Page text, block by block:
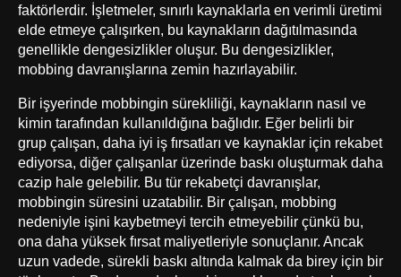
faktörlerdir. İşletmeler, sınırlı kaynaklarla en verimli üretimi
elde etmeye çalışırken, bu kaynakların dağıtılmasında
genellikle dengesizlikler oluşur. Bu dengesizlikler,
mobbing davranışlarına zemin hazırlayabilir.
Bir işyerinde mobbingin sürekliliği, kaynakların nasıl ve
kimin tarafından kullanıldığına bağlıdır. Eğer belirli bir
grup çalışan, daha iyi iş fırsatları ve kaynaklar için rekabet
ediyorsa, diğer çalışanlar üzerinde baskı oluşturmak daha
cazip hale gelebilir. Bu tür rekabetçi davranışlar,
mobbingin süresini uzatabilir. Bir çalışan, mobbing
nedeniyle işini kaybetmeyi tercih etmeyebilir çünkü bu,
ona daha yüksek fırsat maliyetleriyle sonuçlanır. Ancak
uzun vadede, sürekli baskı altında kalmak da birey için bir